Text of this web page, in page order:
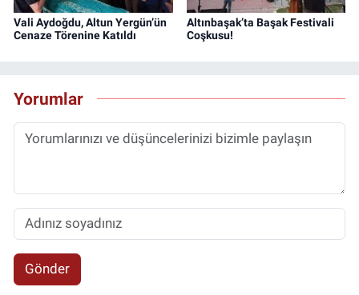
Vali Aydoğdu, Altun Yergün’ün
Cenaze Törenine Katıldı
Altınbaşak’ta Başak Festivali
Coşkusu!
Yorumlar
Gönder